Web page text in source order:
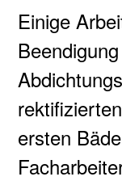
Einige
ersten